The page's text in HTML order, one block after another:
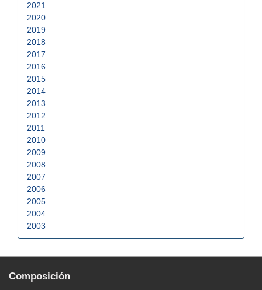
2021
2020
2019
2018
2017
2016
2015
2014
2013
2012
2011
2010
2009
2008
2007
2006
2005
2004
2003
Composición